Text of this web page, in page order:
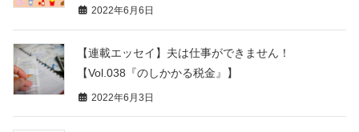
2022年6月6日
【連載エッセイ】夫は仕事ができません！
【Vol.038『のしかかる税金』】
2022年6月3日